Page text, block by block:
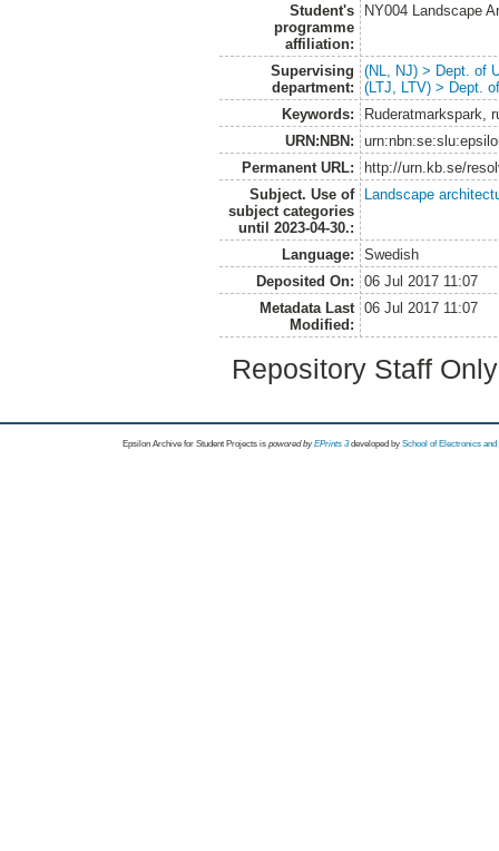
Student's
programme
affiliation:
NY004 Landscape
Supervising
department:
(NL, NJ) > Dept. of
(LTJ, LTV) > Dept.
Keywords:
Ruderatmarkspark,
URN:NBN:
Permanent URL:
http://urn.kb.se/
Subject. Use of
subject categories
until 2023-04-30.:
Landscape
Language:
Swedish
Deposited On:
06 Jul 2017 11:07
Metadata Last
Modified:
06 Jul 2017 11:07
Repository Staff
Epsilon Archive for Student Projects is powored byEPrints 3 developed by School of Electronics